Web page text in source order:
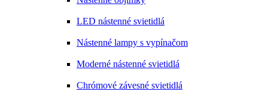
LED nástenné svietidlá
Nástenné lampy s vypínačom
Moderné nástenné svietidlá
Chrómové závesné svietidlá